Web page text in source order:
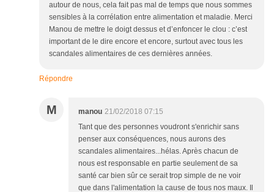
autour de nous, cela fait pas mal de temps que nous sommes
sensibles à la corrélation entre alimentation et maladie. Merci
Manou de mettre le doigt dessus et d’enfoncer le clou : c’est
important de le dire encore et encore, surtout avec tous les
scandales alimentaires de ces dernières années.
Répondre
M manou 21/02/2018 07:15
Tant que des personnes voudront s'enrichir sans
penser aux conséquences, nous aurons des
scandales alimentaires...hélas. Après chacun de
nous est responsable en partie seulement de sa
santé car bien sûr ce serait trop simple de ne voir
que dans l'alimentation la cause de tous nos maux. Il